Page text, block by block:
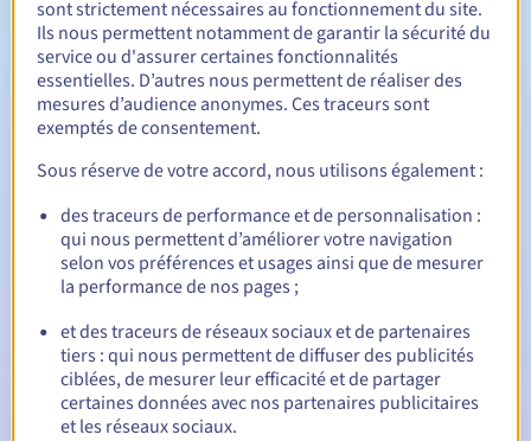
Période de rédemption 30 jours
Notifications automatiques :
Emails d'avertissement :60, 30, 15, 7 et 3 jours avant la
date d'échéance
E-mail le jour de l'expirationpour notification de la
E-mail après la Redemption Grace Periodpour
notification de la suppression du nom de domaine
sont strictement nécessaires au fonctionnement du site.
Ils nous permettent notamment de garantir la sécurité du
service ou d'assurer certaines fonctionnalités
essentielles. D’autres nous permettent de réaliser des
mesures d’audience anonymes. Ces traceurs sont
exemptés de consentement.
Sous réserve de votre accord, nous utilisons également :
des traceurs de performance et de personnalisation :
qui nous permettent d’améliorer votre navigation
selon vos préférences et usages ainsi que de mesurer
la performance de nos pages ;
et des traceurs de réseaux sociaux et de partenaires
tiers : qui nous permettent de diffuser des publicités
ciblées, de mesurer leur efficacité et de partager
certaines données avec nos partenaires publicitaires
et les réseaux sociaux.